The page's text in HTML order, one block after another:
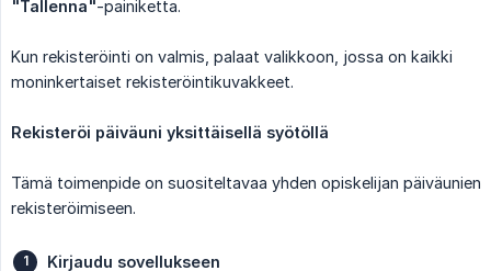
"Tallenna"-painiketta.
Kun rekisteröinti on valmis, palaat valikkoon, jossa on kaikki
moninkertaiset rekisteröintikuvakkeet.
Rekisteröi päiväuni yksittäisellä syötöllä
Tämä toimenpide on suositeltavaa yhden opiskelijan päiväunien
rekisteröimiseen.
Kirjaudu sovellukseen